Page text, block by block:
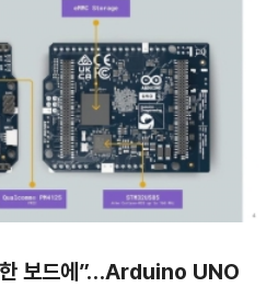
한 보드에”…Arduino UNO